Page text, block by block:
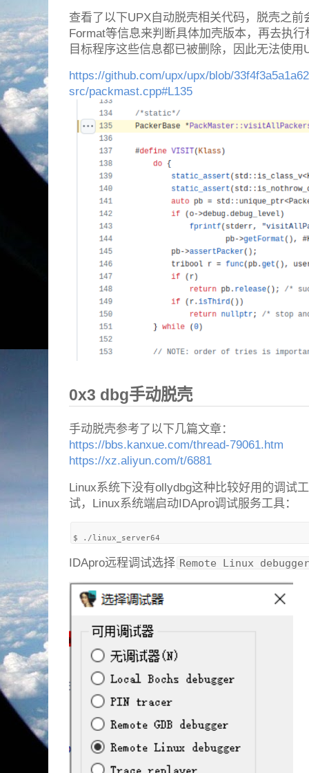
查看了以下UPX自动脱壳相关代码，脱壳之前
Format等信息来判断具体加壳版本，再去执行
目标程序这些信息都已被删除，因此无法使用
https://github.com/upx/upx/blob/
src/packmast.cpp#L135
0x3 dbg手动脱壳
手动脱壳参考了以下几篇文章：
https://bbs.kanxue.com/thread-79061.htm
https://xz.aliyun.com/t/6881
Linux系统下没有ollydbg这种比较好用的调试
试，Linux系统端启动IDApro调试服务工具：
IDApro远程调试选择 Remote Linux debugger